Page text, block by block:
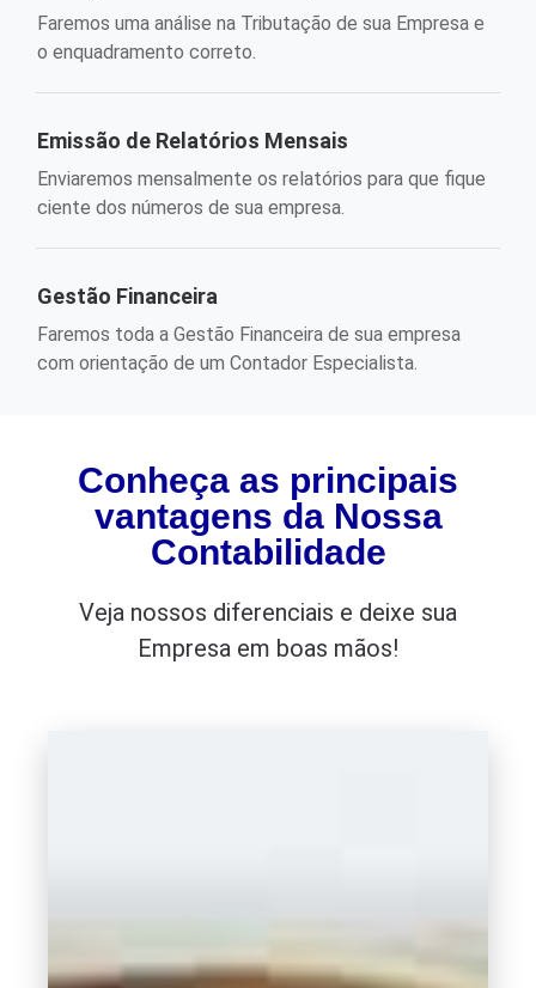
Faremos uma análise na Tributação de sua Empresa e
o enquadramento correto.
Emissão de Relatórios Mensais
Enviaremos mensalmente os relatórios para que fique
ciente dos números de sua empresa.
Gestão Financeira
Faremos toda a Gestão Financeira de sua empresa
com orientação de um Contador Especialista.
Conheça as principais
vantagens da Nossa
Contabilidade
Veja nossos diferenciais e deixe sua
Empresa em boas mãos!